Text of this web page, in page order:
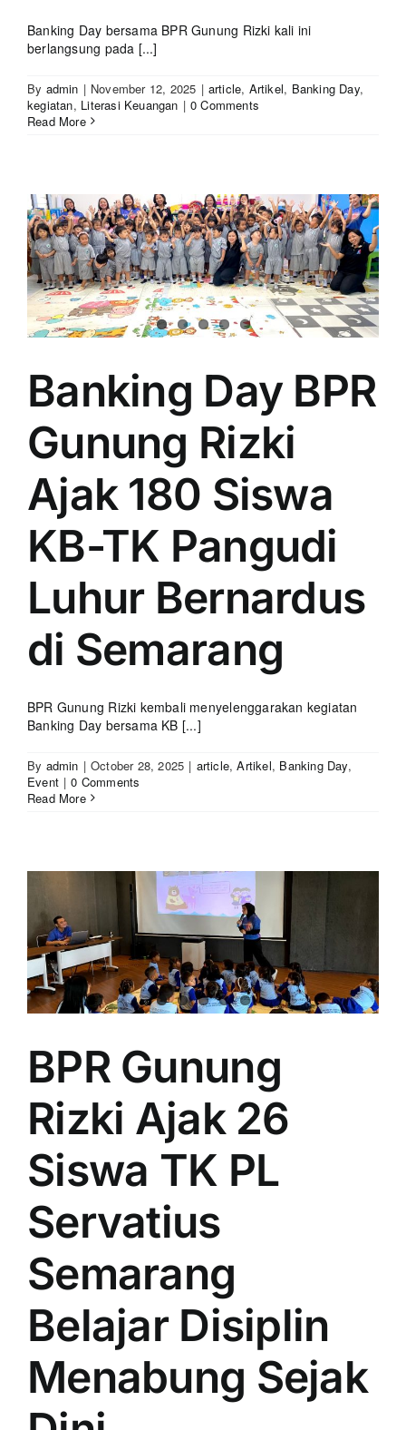
Banking Day bersama BPR Gunung Rizki kali ini
berlangsung pada [...]
By admin | November 12, 2025 | article, Artikel, Banking Day,
kegiatan, Literasi Keuangan | 0 Comments
Read More
Banking Day BPR
Gunung Rizki
Ajak 180 Siswa
KB-TK Pangudi
Luhur Bernardus
di Semarang
BPR Gunung Rizki kembali menyelenggarakan kegiatan
Banking Day bersama KB [...]
By admin | October 28, 2025 | article,Artikel, Banking Day,
Event | 0 Comments
Read More
BPR Gunung
Rizki Ajak 26
Siswa TK PL
Servatius
Semarang
Belajar Disiplin
Menabung Sejak